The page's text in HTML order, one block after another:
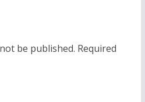
be published. Required